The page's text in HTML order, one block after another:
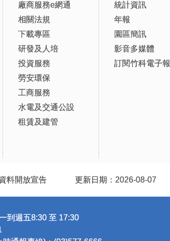
廠商服務e網通
相關法規
下載專區
研發及人培
投資服務
勞安環保
工商服務
水電及交通公設
租賃及建管
統計資訊
年報
園區簡訊
影音多媒體
訂閱竹科電子報
料開放宣告 更新日期：2026-08-07
到週五8:30 至 17:30